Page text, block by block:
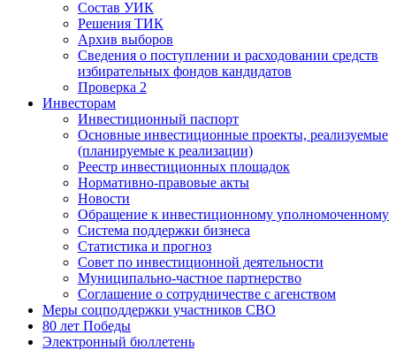
Состав УИК
Решения ТИК
Архив выборов
Сведения о поступлении и расходовании средств
избирательных фондов кандидатов
Проверка 2
Инвесторам
Инвестиционный паспорт
Основные инвестиционные проекты, реализуемые
(планируемые к реализации)
Реестр инвестиционных площадок
Нормативно-правовые акты
Новости
Обращение к инвестиционному уполномоченному
Система поддержки бизнеса
Статистика и прогноз
Совет по инвестиционной деятельности
Муниципально-частное партнерство
Соглашение о сотрудничестве с агенством
Меры соцподдержки участников СВО
80 лет Победы
Электронный бюллетень